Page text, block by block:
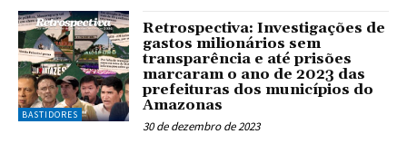
BASTIDORES
Retrospectiva: Investigações de
gastos milionários sem
transparência e até prisões
marcaram o ano de 2023 das
prefeituras dos municípios do
Amazonas
30 de dezembro de 2023